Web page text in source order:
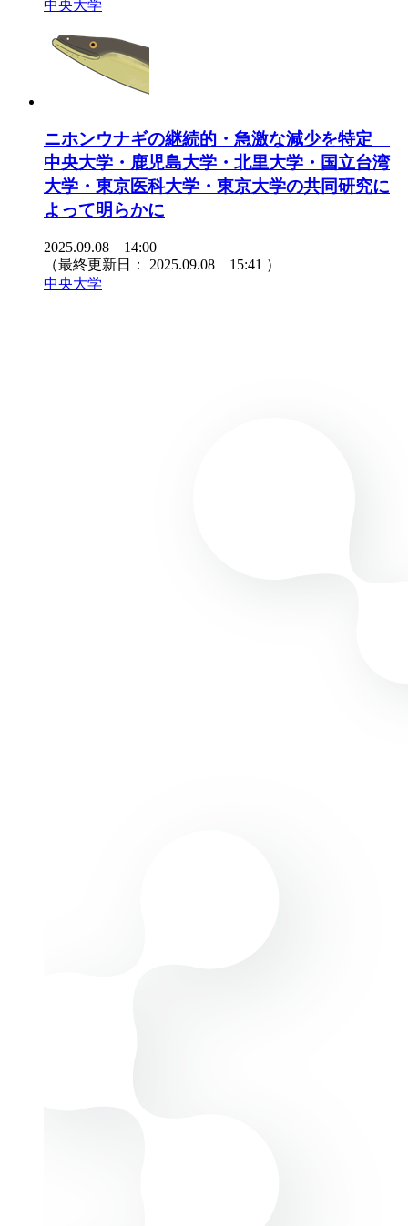
中央大学
ニホンウナギの継続的・急激な減少を特定
中央大学・鹿児島大学・北里大学・国立台湾
大学・東京医科大学・東京大学の共同研究に
よって明らかに
2025.09.08 14:00
（最終更新日： 2025.09.08 15:41 ）
中央大学